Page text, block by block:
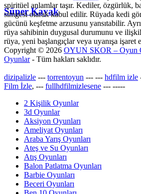
Süper Kayak
spiritüel anlamlar taşır. Kediler, özgürlük,
simgesi olarak kabul edilir. Rüyada kedi
gücünü keşfetme arzusunu yansıtabilir.
rüya sahibinin duygusal durumunu ve
rüya, yeni başlangıçlar veya uyanışa işaret
Copyright © 2026 OYUN SKOR – Oyun
Oyunlar- Tüm hakları saklıdır.
dizipalizle --- torrentoyun --- --- hdfilm izle
Film İzle, --- fullhdfilmizlesene --- -----
2 Kişilik Oyunlar
3d Oyunlar
Aksiyon Oyunları
Ameliyat Oyunları
Araba Yarış Oyunları
Ateş ve Su Oyunları
Atış Oyunları
Balon Patlatma Oyunları
Barbie Oyunları
Beceri Oyunları